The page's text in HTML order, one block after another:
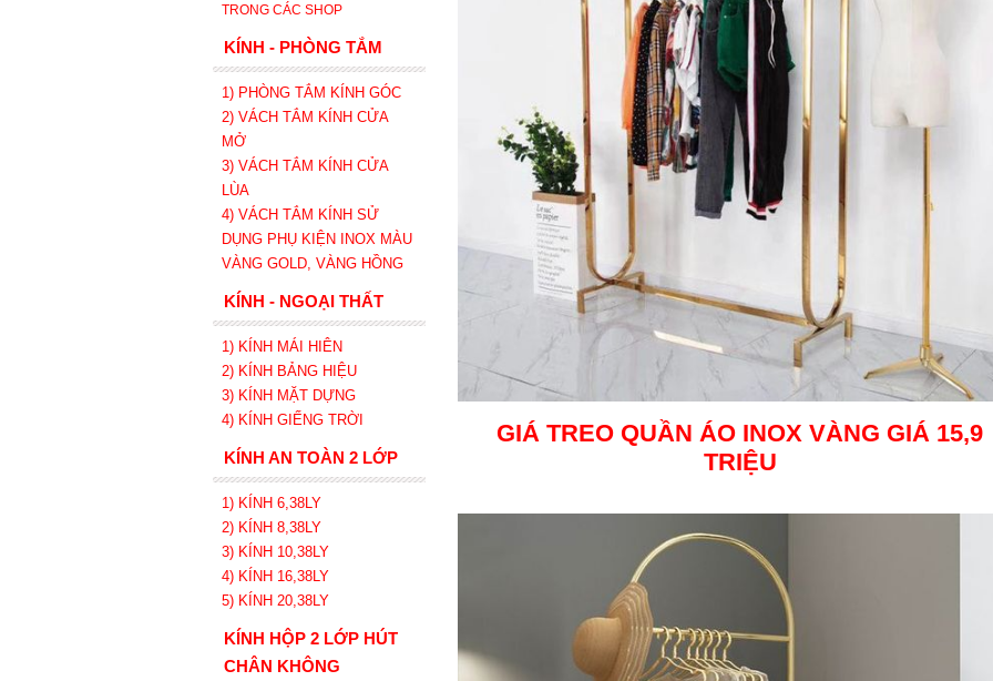
GIÁ TREO QUẦN ÁO INOX VÀNG GIÁ 15,9
TRIỆU
TRONG CÁC SHOP
KÍNH - PHÒNG TẮM
1) PHÒNG TẮM KÍNH GÓC
2) VÁCH TẮM KÍNH CỬA
MỞ
3) VÁCH TẮM KÍNH CỬA
LÙA
4) VÁCH TẮM KÍNH SỬ
DỤNG PHỤ KIỆN INOX MÀU
VÀNG GOLD, VÀNG HỒNG
KÍNH - NGOẠI THẤT
1) KÍNH MÁI HIÊN
2) KÍNH BẢNG HIỆU
3) KÍNH MẶT DỰNG
4) KÍNH GIẾNG TRỜI
KÍNH AN TOÀN 2 LỚP
1) KÍNH 6,38LY
2) KÍNH 8,38LY
3) KÍNH 10,38LY
4) KÍNH 16,38LY
5) KÍNH 20,38LY
KÍNH HỘP 2 LỚP HÚT
CHÂN KHÔNG